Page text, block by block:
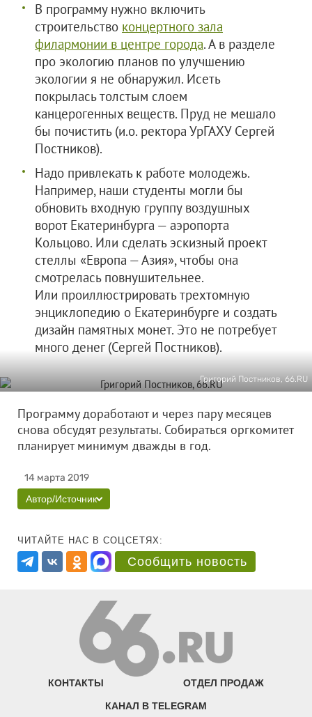
В программу нужно включить
строительство концертного зала
филармонии в центре города. А в разделе
про экологию планов по улучшению
экологии я не обнаружил. Исеть
покрылась толстым слоем
канцерогенных веществ. Пруд не мешало
бы почистить (и.о. ректора УрГАХУ Сергей
Постников).
Надо привлекать к работе молодежь.
Например, наши студенты могли бы
обновить входную группу воздушных
ворот Екатеринбурга — аэропорта
Кольцово. Или сделать эскизный проект
стеллы «Европа — Азия», чтобы она
смотрелась повнушительнее.
Или проиллюстрировать трехтомную
энциклопедию о Екатеринбурге и создать
дизайн памятных монет. Это не потребует
много денег (Сергей Постников).
Григорий Постников, 66.RU
Программу доработают и через пару месяцев
снова обсудят результаты. Собираться оргкомитет
планирует минимум дважды в год.
14 марта 2019
Автор/Источник
ЧИТАЙТЕ НАС В СОЦСЕТЯХ:
Сообщить новость
КОНТАКТЫ ОТДЕЛ ПРОДАЖ
КАНАЛ В TELEGRAM